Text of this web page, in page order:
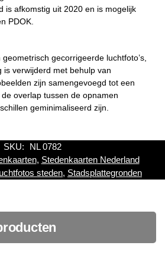
is afkomstig uit 2020 en is mogelijk
PDOK.
gecorrigeerde luchtfoto’s,
is verwijderd met behulp van
zijn samengevoegd tot een
overlap tussen de opnamen
geminimaliseerd zijn.
SKU:
NL 0782
, Stedenkaarten Nederland
steden, Stadsplattegronden